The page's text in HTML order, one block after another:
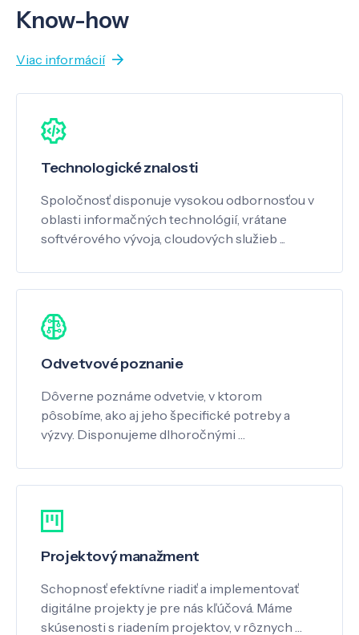
Know-how
Viac informácií
Technologické znalosti
Spoločnosť disponuje vysokou odbornosťou v
oblasti informačných technológií, vrátane
softvérového vývoja, cloudových služieb ...
Odvetvové poznanie
Dôverne poznáme odvetvie, v ktorom
pôsobíme, ako aj jeho špecifické potreby a
výzvy. Disponujeme dlhoročnými …
Projektový manažment
Schopnosť efektívne riadiť a implementovať
digitálne projekty je pre nás kľúčová. Máme
skúsenosti s riadením projektov, v rôznych …